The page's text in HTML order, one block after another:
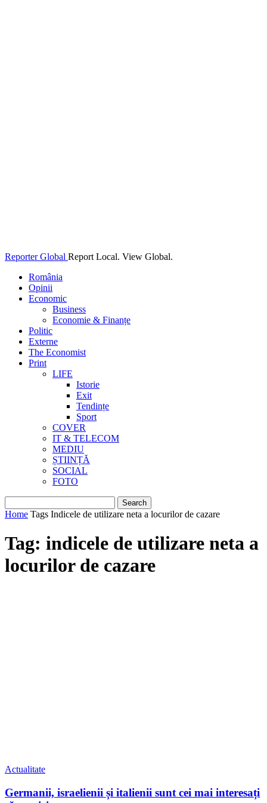
Reporter Global Report Local. View Global.
România
Opinii
Economic
Business
Economie & Finanțe
Politic
Externe
The Economist
Print
LIFE
Istorie
Exit
Tendințe
Sport
COVER
IT & TELECOM
MEDIU
ȘTIINȚĂ
SOCIAL
FOTO
Home Tags Indicele de utilizare neta a locurilor de cazare
Tag: indicele de utilizare neta a
locurilor de cazare
Actualitate
Germanii, israelienii și italienii sunt cei mai interesați